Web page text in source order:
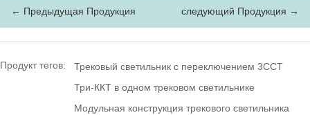
← Предыдущая Продукция следующий Продукция →
Продукт тегов:
Трековый светильник с переключением 3CCT
Три-ККТ в одном трековом светильнике
Модульная конструкция трекового светильника